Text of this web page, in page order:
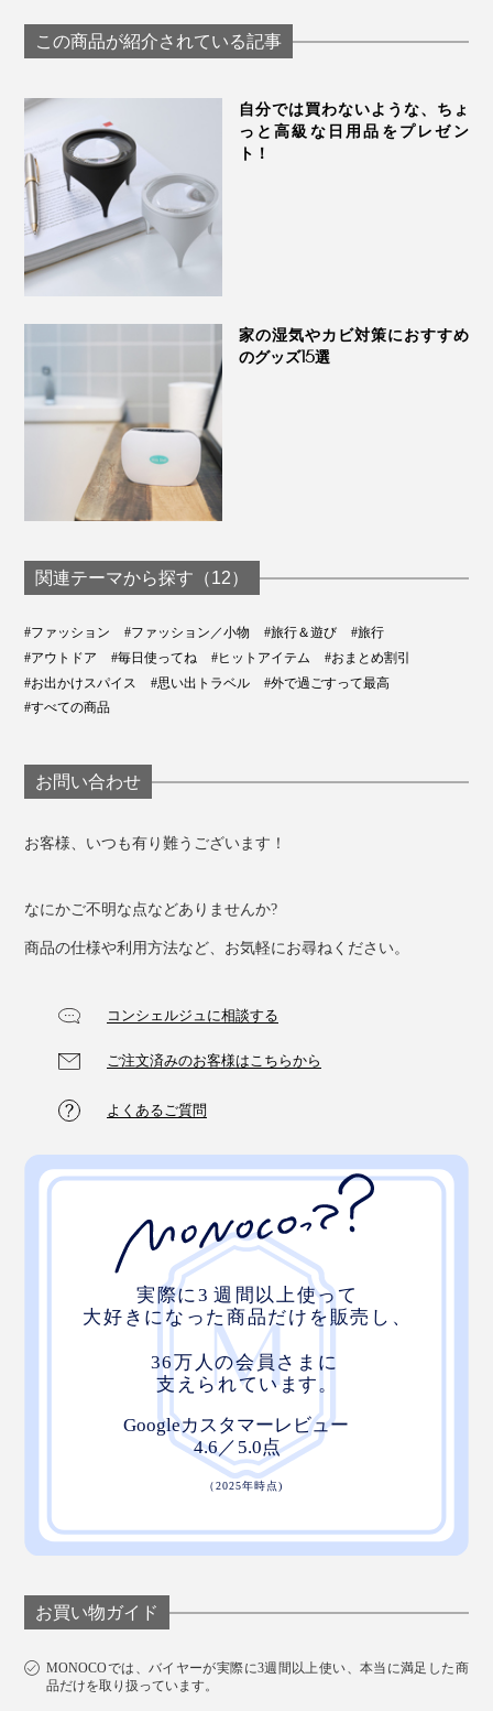
レッグ
｜MAEÉ
この商品が紹介されている記事
自分では買わないような、ちょ
っと高級な日用品をプレゼン
ト！
家の湿気やカビ対策におすすめ
のグッズ15選
関連テーマから探す（12）
#ファッション #ファッション／小物 #旅行＆遊び
#旅行
#アウトドア
#毎日使ってね #ヒットアイテム
#おまとめ割引
#お出かけスパイス
#思い出トラベル
#外で過ごすって最高
#すべての商品
お問い合わせ
お客様、いつも有り難うございます！
なにかご不明な点などありませんか?
商品の仕様や利用方法など、お気軽にお尋ねください。
コンシェルジュに相談する
ご注文済みのお客様はこちらから
よくあるご質問
お買い物ガイド
MONOCOでは、バイヤーが実際に3週間以上使い、本当に満足した商
品だけを取り扱っています。